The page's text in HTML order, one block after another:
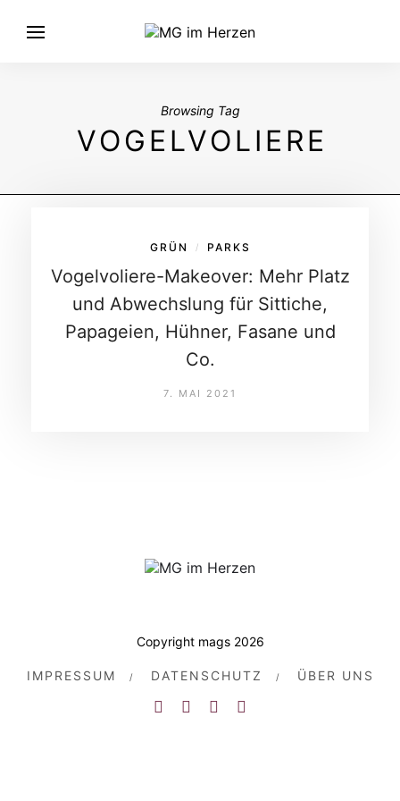
Browsing Tag
VOGELVOLIERE
GRÜN / PARKS
Vogelvoliere-Makeover: Mehr Platz
und Abwechslung für Sittiche,
Papageien, Hühner, Fasane und
Co.
7. MAI 2021
Copyright mags 2026
IMPRESSUM DATENSCHUTZ ÜBER UNS